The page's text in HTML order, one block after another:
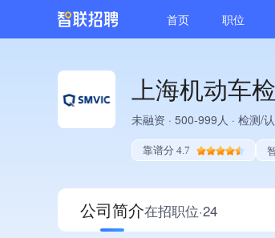
首页 职位
上海机动车
未融资 · 500-999人 · 检测/
靠谱分 4.7
公司简介在招职位·24